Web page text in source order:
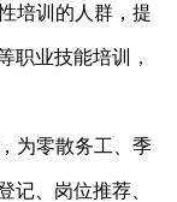
培训的人群，提
职业技能培训，
为零散务工、季
记、岗位推荐、